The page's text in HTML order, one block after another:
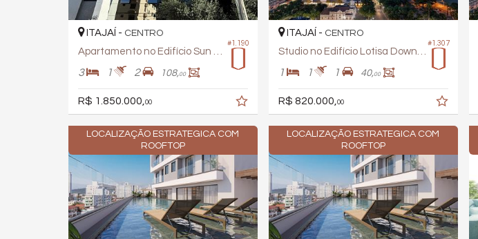
#1.190
ITAJAÍ - CENTRO
3 1 2 108,00
R$ 1.850.000, 00
#1.307
ITAJAÍ - CENTRO
1 1 1 40,00
R$ 820.000, 00
LOCALIZAÇÃO ESTRATEGICA COM
ROOFTOP
LOCALIZAÇÃO ESTRATEGICA COM
ROOFTOP